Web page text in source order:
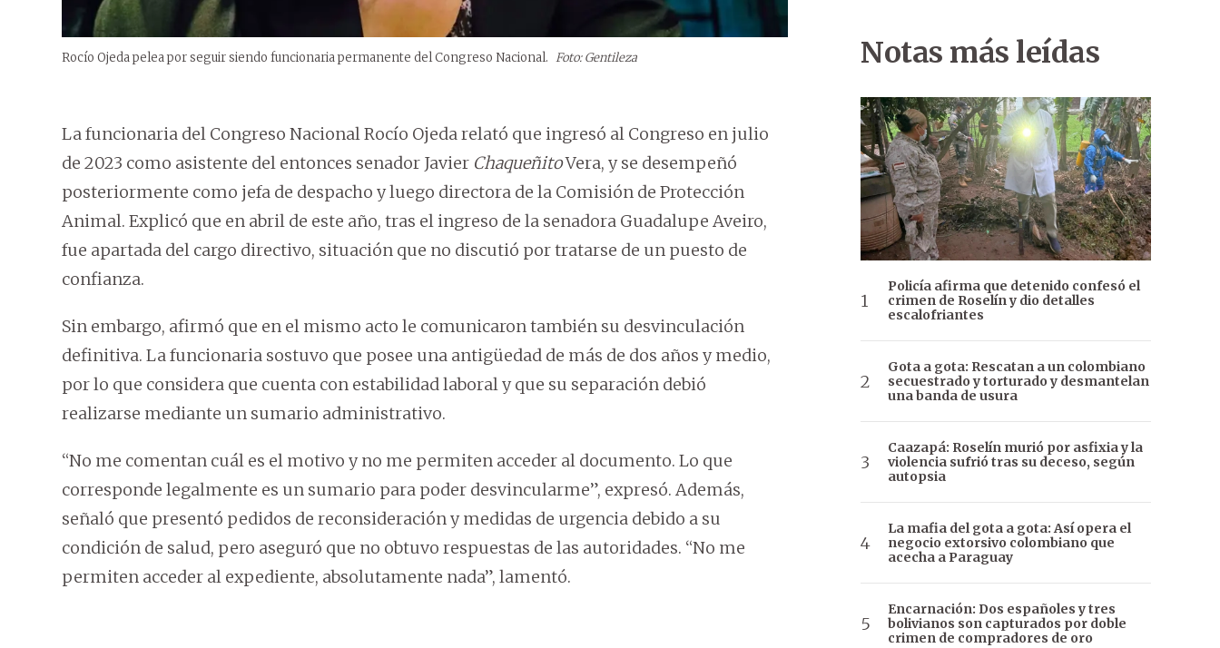
Rocío Ojeda pelea por seguir siendo funcionaria permanente del Congreso Nacional. Foto: Gentileza
La funcionaria del Congreso Nacional Rocío Ojeda relató que ingresó al Congreso en julio
de 2023 como asistente del entonces senador Javier ChaqueñitoVera, y se desempeñó
posteriormente como jefa de despacho y luego directora de la Comisión de Protección
Animal. Explicó que en abril de este año, tras el ingreso de la senadora Guadalupe Aveiro,
fue apartada del cargo directivo, situación que no discutió por tratarse de un puesto de
confianza.
Sin embargo, afirmó que en el mismo acto le comunicaron también su desvinculación
definitiva. La funcionaria sostuvo que posee una antigüedad de más de dos años y medio,
por lo que considera que cuenta con estabilidad laboral y que su separación debió
realizarse mediante un sumario administrativo.
“No me comentan cuál es el motivo y no me permiten acceder al documento. Lo que
corresponde legalmente es un sumario para poder desvincularme”, expresó. Además,
señaló que presentó pedidos de reconsideración y medidas de urgencia debido a su
condición de salud, pero aseguró que no obtuvo respuestas de las autoridades. “No me
permiten acceder al expediente, absolutamente nada”, lamentó.
Notas más leídas
Policía afirma que detenido confesó el
crimen de Roselín y dio detalles
escalofriantes
Gota a gota: Rescatan a un colombiano
secuestrado y torturado y desmantelan
una banda de usura
Caazapá: Roselín murió por asfixia y la
violencia sufrió tras su deceso, según
autopsia
La mafia del gota a gota: Así opera el
negocio extorsivo colombiano que
acecha a Paraguay
Encarnación: Dos españoles y tres
bolivianos son capturados por doble
crimen de compradores de oro